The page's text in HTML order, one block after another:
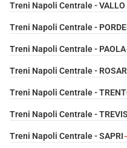
Treni Napoli Centrale - VALLO
Treni Napoli Centrale -
Treni Napoli Centrale - PAOLA
Treni Napoli Centrale -
Treni Napoli Centrale -
Treni Napoli Centrale -
Treni Napoli Centrale - SAPRI